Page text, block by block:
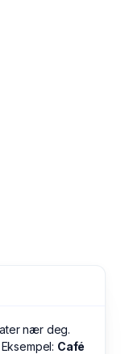
nær deg.
Café